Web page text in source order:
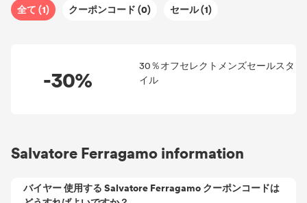
全て (1) クーポンコード (0) セール (1)
-30%
30％オフセレクトメンズセールスタ
イル
Salvatore Ferragamo information
バイヤー 使用する Salvatore Ferragamo クーポンコードは